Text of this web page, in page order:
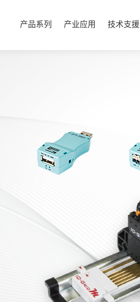
产品系列 产业应用 技术支援